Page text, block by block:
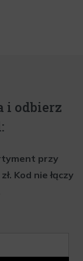
i odbierz
przy
Kod nie łączy